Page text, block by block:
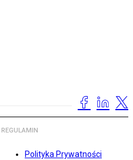
REGULAMIN
Polityka Prywatności